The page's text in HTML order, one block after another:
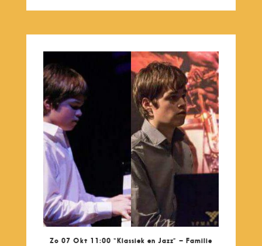
Zo 07 Okt 11:00 “Klassiek en Jazz” – Familie